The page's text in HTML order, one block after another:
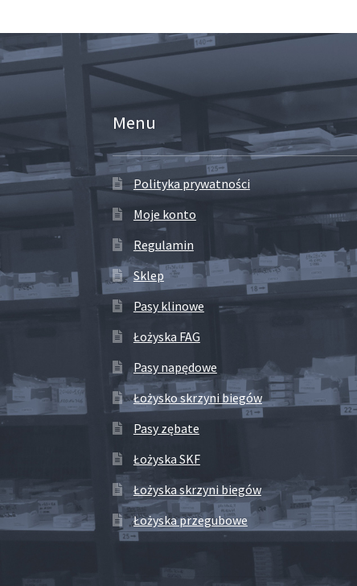
Menu
Polityka prywatności
Moje konto
Regulamin
Sklep
Pasy klinowe
Łożyska FAG
Pasy napędowe
Łożysko skrzyni biegów
Pasy zębate
Łożyska SKF
Łożyska skrzyni biegów
Łożyska przegubowe